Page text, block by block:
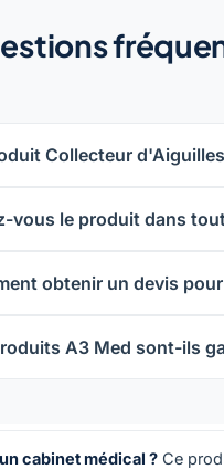
Collecteur
vous le produit dans
obtenir un devis
A3 Med sont-ils
cabinet médical ? Ce